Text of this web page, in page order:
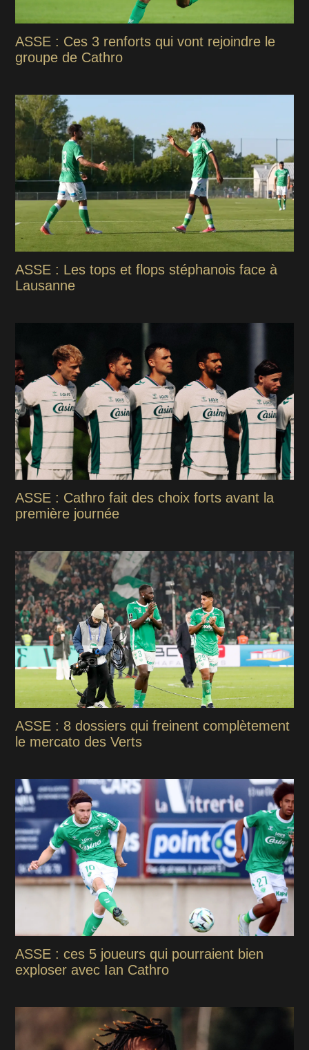
ASSE : Ces 3 renforts qui vont rejoindre le
groupe de Cathro
ASSE : Les tops et flops stéphanois face à
Lausanne
ASSE : Cathro fait des choix forts avant la
première journée
ASSE : 8 dossiers qui freinent complètement
le mercato des Verts
ASSE : ces 5 joueurs qui pourraient bien
exploser avec Ian Cathro